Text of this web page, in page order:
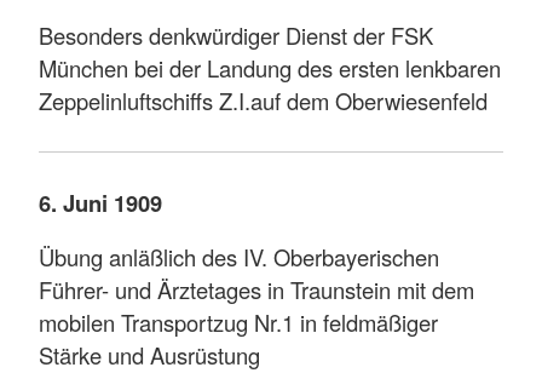
Besonders denkwürdiger Dienst der FSK
München bei der Landung des ersten lenkbaren
Zeppelinluftschiffs Z.I.auf dem Oberwiesenfeld
6. Juni 1909
Übung anläßlich des IV. Oberbayerischen
Führer- und Ärztetages in Traunstein mit dem
mobilen Transportzug Nr.1 in feldmäßiger
Stärke und Ausrüstung